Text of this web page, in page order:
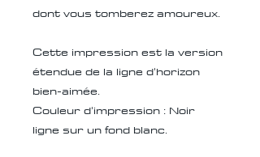
dont vous tomberez amoureux.
Cette impression est la version
étendue de la ligne d'horizon
bien-aimée.
Couleur d'impression : Noir
ligne sur un fond blanc.